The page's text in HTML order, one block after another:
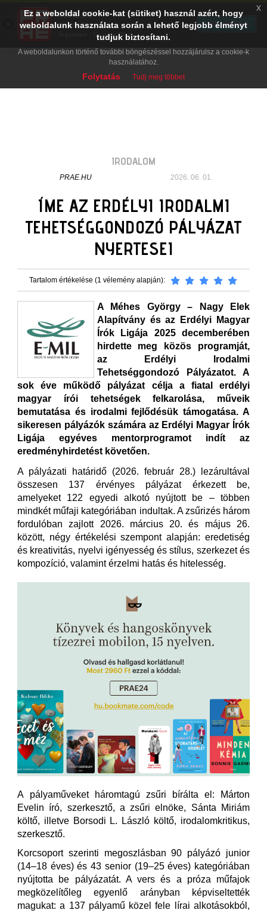
IRODALOM
PRAE.HU 2026. 06. 01.
ÍME AZ ERDÉLYI IRODALMI
TEHETSÉGGONDOZÓ PÁLYÁZAT
NYERTESEI
Tartalom értékelése (1 vélemény alapján):
A Méhes György – Nagy Elek
Alapítvány és az Erdélyi Magyar
Írók Ligája 2025 decemberében
hirdette meg közös programját,
az Erdélyi Irodalmi
Tehetséggondozó Pályázatot. A
sok éve működő pályázat célja a fiatal erdélyi
magyar írói tehetségek felkarolása, műveik
bemutatása és irodalmi fejlődésük támogatása. A
sikeresen pályázók számára az Erdélyi Magyar Írók
Ligája egyéves mentorprogramot indít az
eredményhirdetést követően.
A pályázati határidő (2026. február 28.) lezárultával
összesen 137 érvényes pályázat érkezett be,
amelyeket 122 egyedi alkotó nyújtott be – többen
mindkét műfaji kategóriában indultak. A zsűrizés három
fordulóban zajlott 2026. március 20. és május 26.
között, négy értékelési szempont alapján: eredetiség
és kreativitás, nyelvi igényesség és stílus, szerkezet és
kompozíció, valamint érzelmi hatás és hitelesség.
A pályaműveket háromtagú zsűri bírálta el: Márton
Evelin író, szerkesztő, a zsűri elnöke, Sánta Miriám
költő, illetve Borsodi L. László költő, irodalomkritikus,
szerkesztő.
Korcsoport szerinti megoszlásban 90 pályázó junior
(14–18 éves) és 43 senior (19–25 éves) kategóriában
nyújtotta be pályázatát. A vers és a próza műfajok
megközelítőleg egyenlő arányban képviseltették
magukat: a 137 pályamű közel fele lírai alkotásokból,
Ez a weboldal cookie-kat (sütiket) használ azért, hogy
weboldalunk használata során a lehető legjobb élményt
tudjuk biztosítani.
A weboldalunkon történő további böngészéssel hozzájárulsz a cookie-k
használatához.
Folytatás Tudj meg többet
x
PRAE.HU
Digital Evolution
Ingyenes - Google Play
TELEPÍTÉS